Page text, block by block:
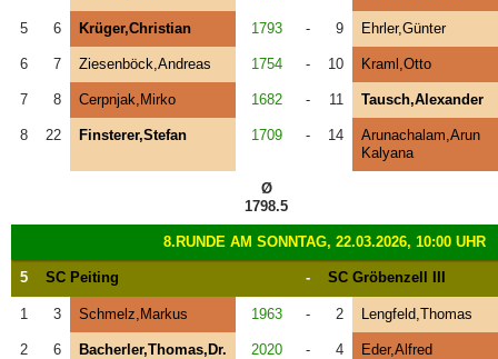
5 6 Krüger,Christian 1793 - 9 Ehrler,Günter
6 7 Ziesenböck,Andreas 1754 - 10 Kraml,Otto
7 8 Cerpnjak,Mirko 1682 - 11 Tausch,Alexander
8 22 Finsterer,Stefan 1709 - 14
Arunachalam,Arun
Kalyana
Ø
1798.5
8.RUNDE AM SONNTAG, 22.03.2026, 10:00 UHR
5 SC Peiting - SC Gröbenzell III
1 3 Schmelz,Markus 1963 - 2 Lengfeld,Thomas
2 6 Bacherler,Thomas,Dr. 2020 - 4 Eder,Alfred